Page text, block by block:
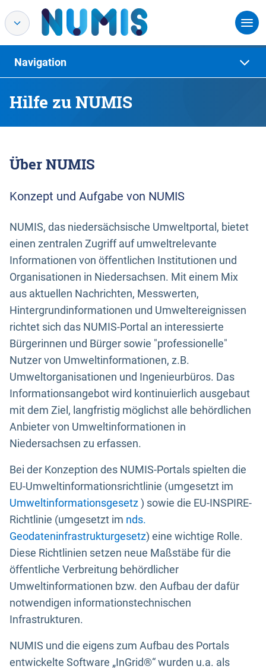
Hilfe zu NUMIS
Navigation
Über NUMIS
Konzept und Aufgabe von NUMIS
NUMIS, das niedersächsische Umweltportal, bietet
einen zentralen Zugriff auf umweltrelevante
Informationen von öffentlichen Institutionen und
Organisationen in Niedersachsen. Mit einem Mix
aus aktuellen Nachrichten, Messwerten,
Hintergrundinformationen und Umweltereignissen
richtet sich das NUMIS-Portal an interessierte
Bürgerinnen und Bürger sowie "professionelle"
Nutzer von Umweltinformationen, z.B.
Umweltorganisationen und Ingenieurbüros. Das
Informationsangebot wird kontinuierlich ausgebaut
mit dem Ziel, langfristig möglichst alle behördlichen
Anbieter von Umweltinformationen in
Niedersachsen zu erfassen.
Bei der Konzeption des NUMIS-Portals spielten die
EU-Umweltinformationsrichtlinie (umgesetzt im
Umweltinformationsgesetz) sowie die EU-INSPIRE-
Richtlinie (umgesetzt im nds.
Geodateninfrastrukturgesetz) eine wichtige Rolle.
Diese Richtlinien setzen neue Maßstäbe für die
öffentliche Verbreitung behördlicher
Umweltinformationen bzw. den Aufbau der dafür
notwendigen informationstechnischen
Infrastrukturen.
NUMIS und die eigens zum Aufbau des Portals
entwickelte Software „InGrid®“ wurden u.a. als